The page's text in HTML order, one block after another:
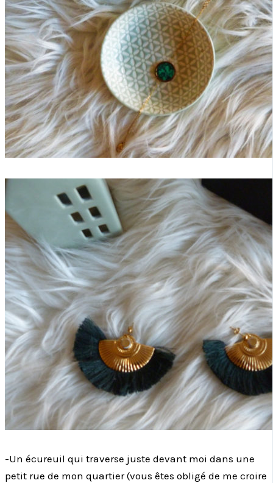
-Un écureuil qui traverse juste devant moi dans une
petit rue de mon quartier (vous êtes obligé de me croire